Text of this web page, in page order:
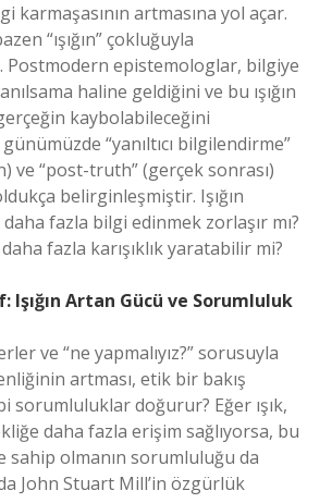
karmaşasının artmasına yol açar.
“ışığın” çokluğuyla
Postmodern epistemologlar, bilgiye
haline geldiğini ve bu ışığın
kaybolabileceğini
“yanıltıcı bilgilendirme”
ve “post-truth” (gerçek sonrası)
belirginleşmiştir. Işığın
fazla bilgi edinmek zorlaşır mı?
daha fazla karışıklık yaratabilir mi?
Işığın Artan Gücü ve Sorumluluk
ve “ne yapmalıyız?” sorusuyla
artması, etik bir bakış
sorumluluklar doğurur? Eğer ışık,
daha fazla erişim sağlıyorsa, bu
sahip olmanın sorumluluğu da
John Stuart Mill’in özgürlük